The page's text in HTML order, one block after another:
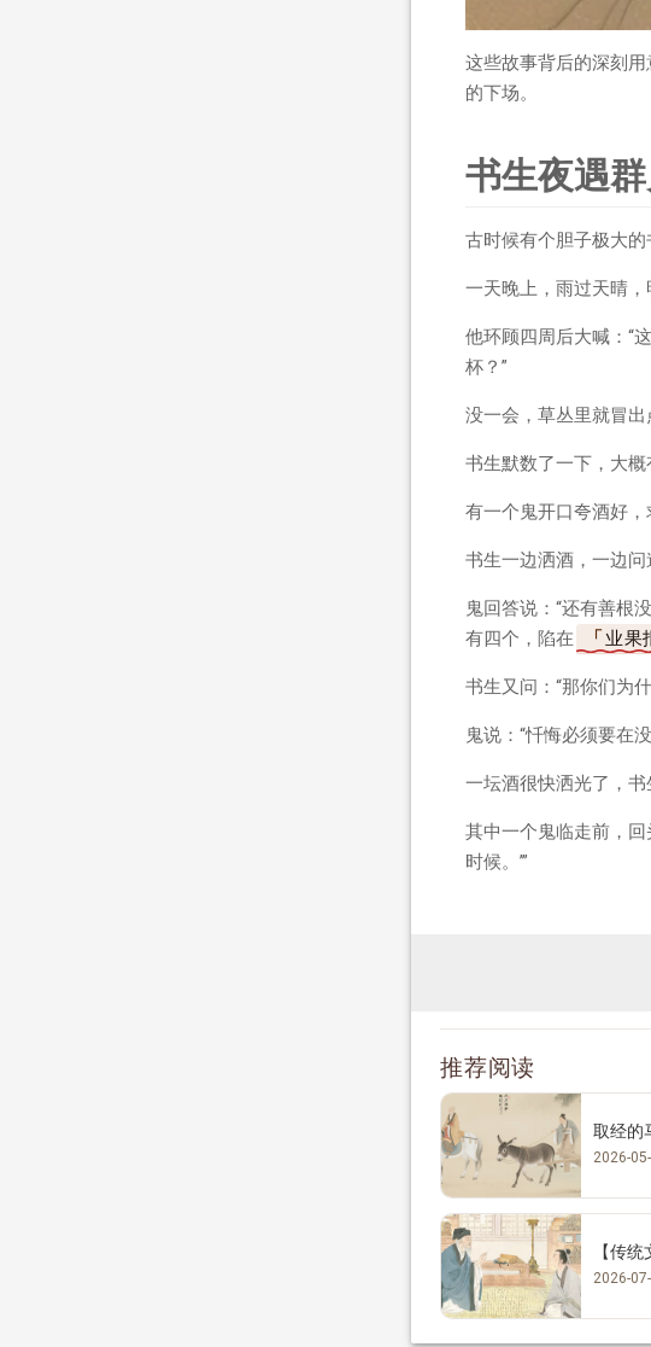
这些故事背后的深刻
的下场。
书生夜遇
古时候有个胆子极大的
一天晚上，雨过天晴，
他环顾四周后大喊：“
杯？”
没一会，草丛里就冒
书生默数了一下，大
有一个鬼开口夸酒好，
书生一边洒酒，一边
鬼回答说：“还有善根
有四个，陷在
业果
书生又问：“那你们为
鬼说：“忏悔必须要在
一坛酒很快洒光了，书
其中一个鬼临走前，
时候。’”
推荐阅读
取经的
2026-
【传
2026-